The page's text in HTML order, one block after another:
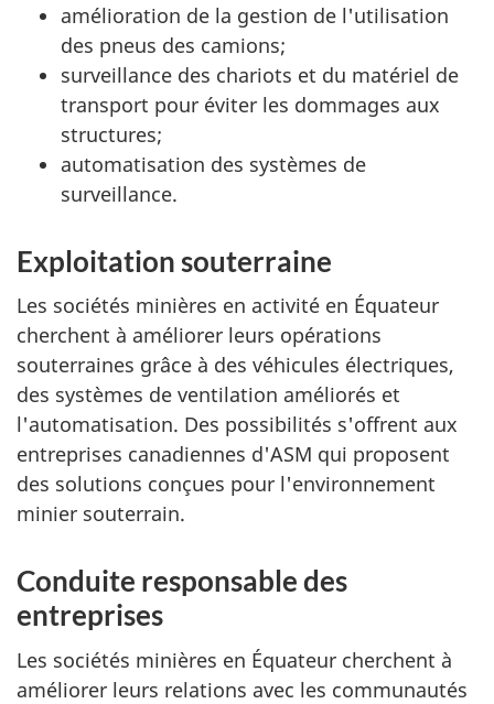
amélioration de la gestion de l'utilisation
des pneus des camions;
surveillance des chariots et du matériel de
transport pour éviter les dommages aux
structures;
automatisation des systèmes de
surveillance.
Exploitation souterraine
Les sociétés minières en activité en Équateur
cherchent à améliorer leurs opérations
souterraines grâce à des véhicules électriques,
des systèmes de ventilation améliorés et
l'automatisation. Des possibilités s'offrent aux
entreprises canadiennes d'ASM qui proposent
des solutions conçues pour l'environnement
minier souterrain.
Conduite responsable des
entreprises
Les sociétés minières en Équateur cherchent à
améliorer leurs relations avec les communautés